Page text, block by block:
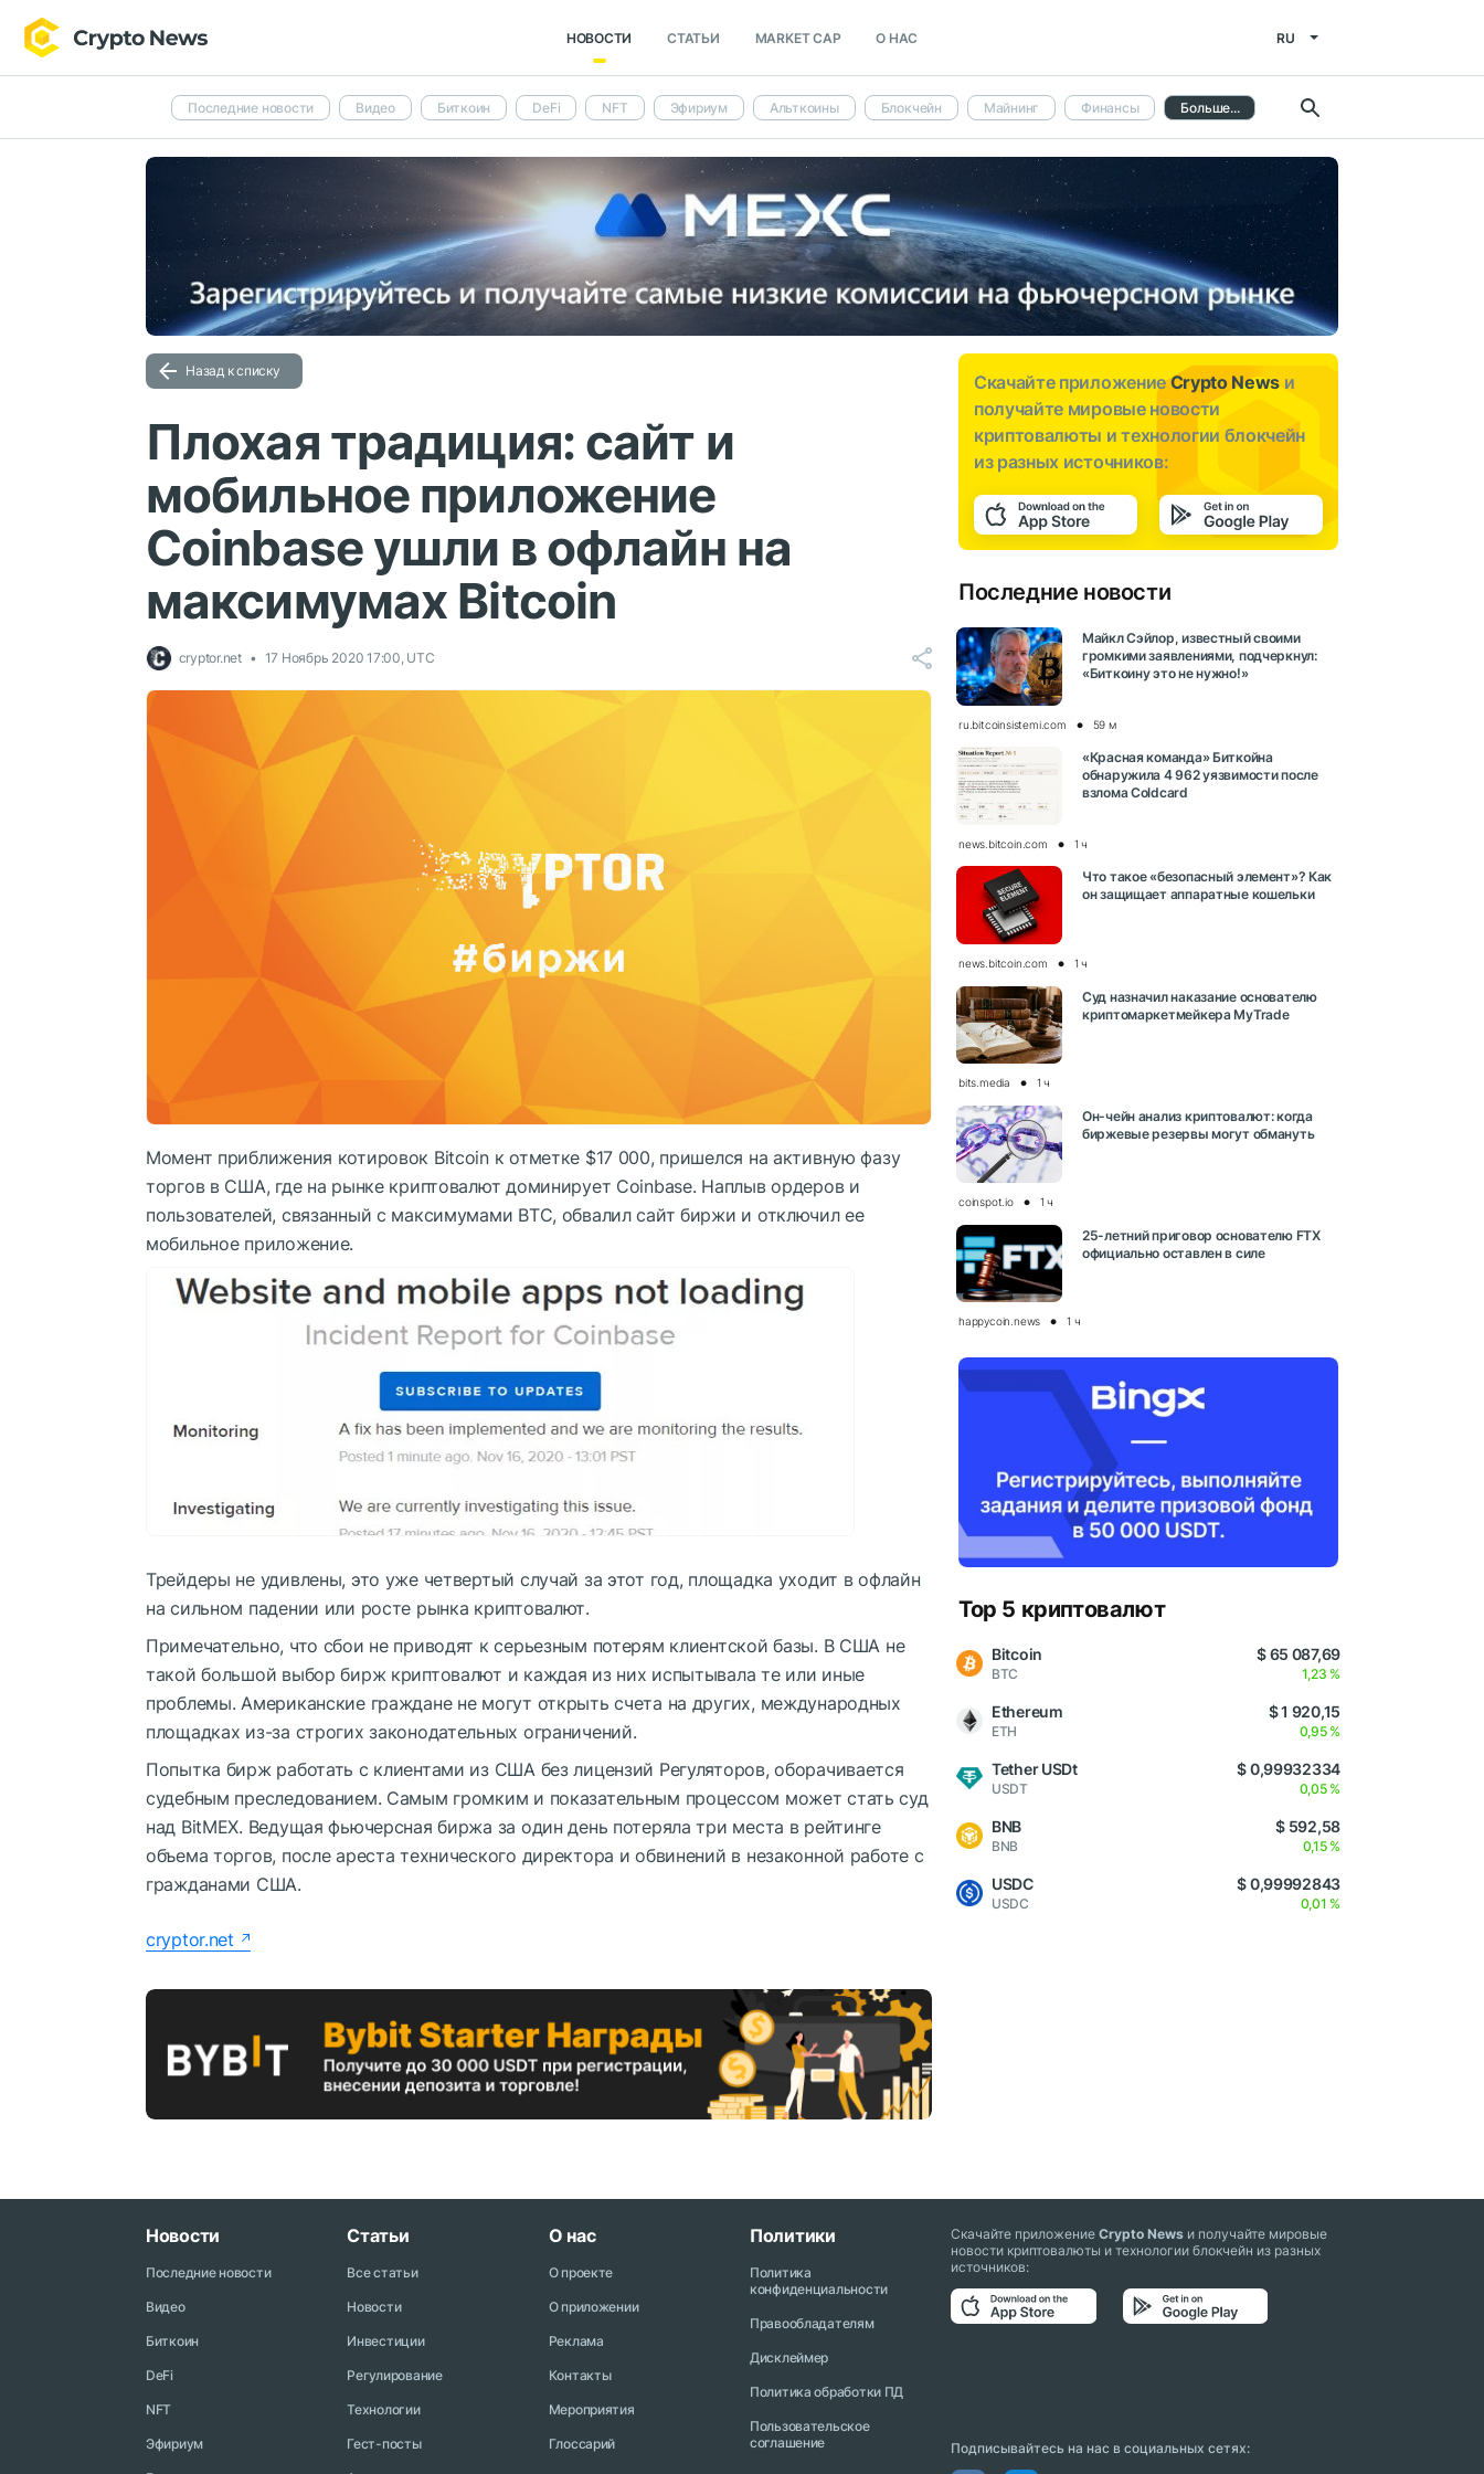
НОВОСТИ СТАТЬИ MARKET CAP О НАС RU
Последние новости Видео Биткоин DeFi NFT Эфириум Альткоины Блокчейн Майнинг Финансы Больше...
Назад к списку
Плохая традиция: сайт и
мобильное приложение
Coinbase ушли в офлайн на
максимумах Bitcoin
cryptor.net 17 Ноябрь 2020 17:00, UTC
Момент приближения котировок Bitcoin к отметке $17 000, пришелся на активную фазу
торгов в США, где на рынке криптовалют доминирует Coinbase. Наплыв ордеров и
пользователей, связанный с максимумами BTC, обвалил сайт биржи и отключил ее
мобильное приложение.
Трейдеры не удивлены, это уже четвертый случай за этот год, площадка уходит в офлайн
на сильном падении или росте рынка криптовалют.
Примечательно, что сбои не приводят к серьезным потерям клиентской базы. В США не
такой большой выбор бирж криптовалют и каждая из них испытывала те или иные
проблемы. Американские граждане не могут открыть счета на других, международных
площадках из-за строгих законодательных ограничений.
Попытка бирж работать с клиентами из США без лицензий Регуляторов, оборачивается
судебным преследованием. Самым громким и показательным процессом может стать суд
над BitMEX. Ведущая фьючерсная биржа за один день потеряла три места в рейтинге
объема торгов, после ареста технического директора и обвинений в незаконной работе с
гражданами США.
cryptor.net
Скачайте приложениеCrypto News и
получайте мировые новости
криптовалюты и технологии блокчейн
из разных источников:
Последние новости
Майкл Сэйлор, известный своими
громкими заявлениями, подчеркнул:
«Биткоину это не нужно!»
ru.bitcoinsistemi.com 59 м
«Красная команда» Биткойна
обнаружила 4 962 уязвимости после
взлома Coldcard
news.bitcoin.com 1 ч
Что такое «безопасный элемент»? Как
он защищает аппаратные кошельки
news.bitcoin.com 1 ч
Суд назначил наказание основателю
криптомаркетмейкера MyTrade
bits.media 1 ч
Он-чейн анализ криптовалют: когда
биржевые резервы могут обмануть
coinspot.io 1 ч
25-летний приговор основателю FTX
официально оставлен в силе
happycoin.news 1 ч
Top 5 криптовалют
Bitcoin
BTC
$ 65 087,69
1,23 %
Ethereum
ETH
$ 1 920,15
0,95 %
Tether USDt
USDT
$ 0,99932334
0,05 %
BNB
BNB
$ 592,58
0,15 %
USDC
USDC
$ 0,99992843
0,01 %
Новости
Последние новости
Видео
Биткоин
DeFi
NFT
Эфириум
Статьи
Все статьи
Новости
Инвестиции
Регулирование
Технологии
Гест-посты
О нас
О проекте
О приложении
Реклама
Контакты
Мероприятия
Глоссарий
Политики
Политика
конфиденциальности
Правообладателям
Дисклеймер
Политика обработки ПД
Пользовательское
соглашение
Скачайте приложениеCrypto News и получайте мировые
новости криптовалюты и технологии блокчейн из разных
источников:
Подписывайтесь на нас в социальных сетях: